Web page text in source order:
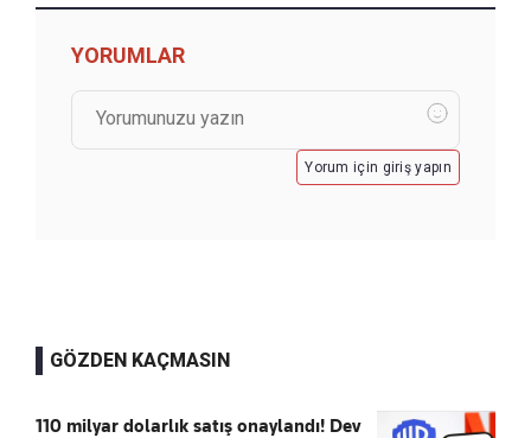
YORUMLAR
Yorum için giriş yapın
GÖZDEN KAÇMASIN
110 milyar dolarlık satış onaylandı! Dev